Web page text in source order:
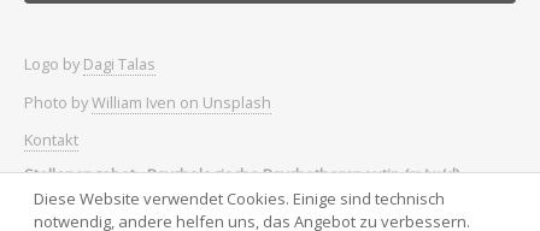
Logo by Dagi Talas
Photo byWilliam Iven on Unsplash
Kontakt
Stellenangebot - Psychologische Psychotherapeutin (m/w/d)
Stellenangebot - Praxis-Managerin (w/m/d)
Diese Website verwendet Cookies. Einige sind technisch
notwendig, andere helfen uns, das Angebot zu verbessern.